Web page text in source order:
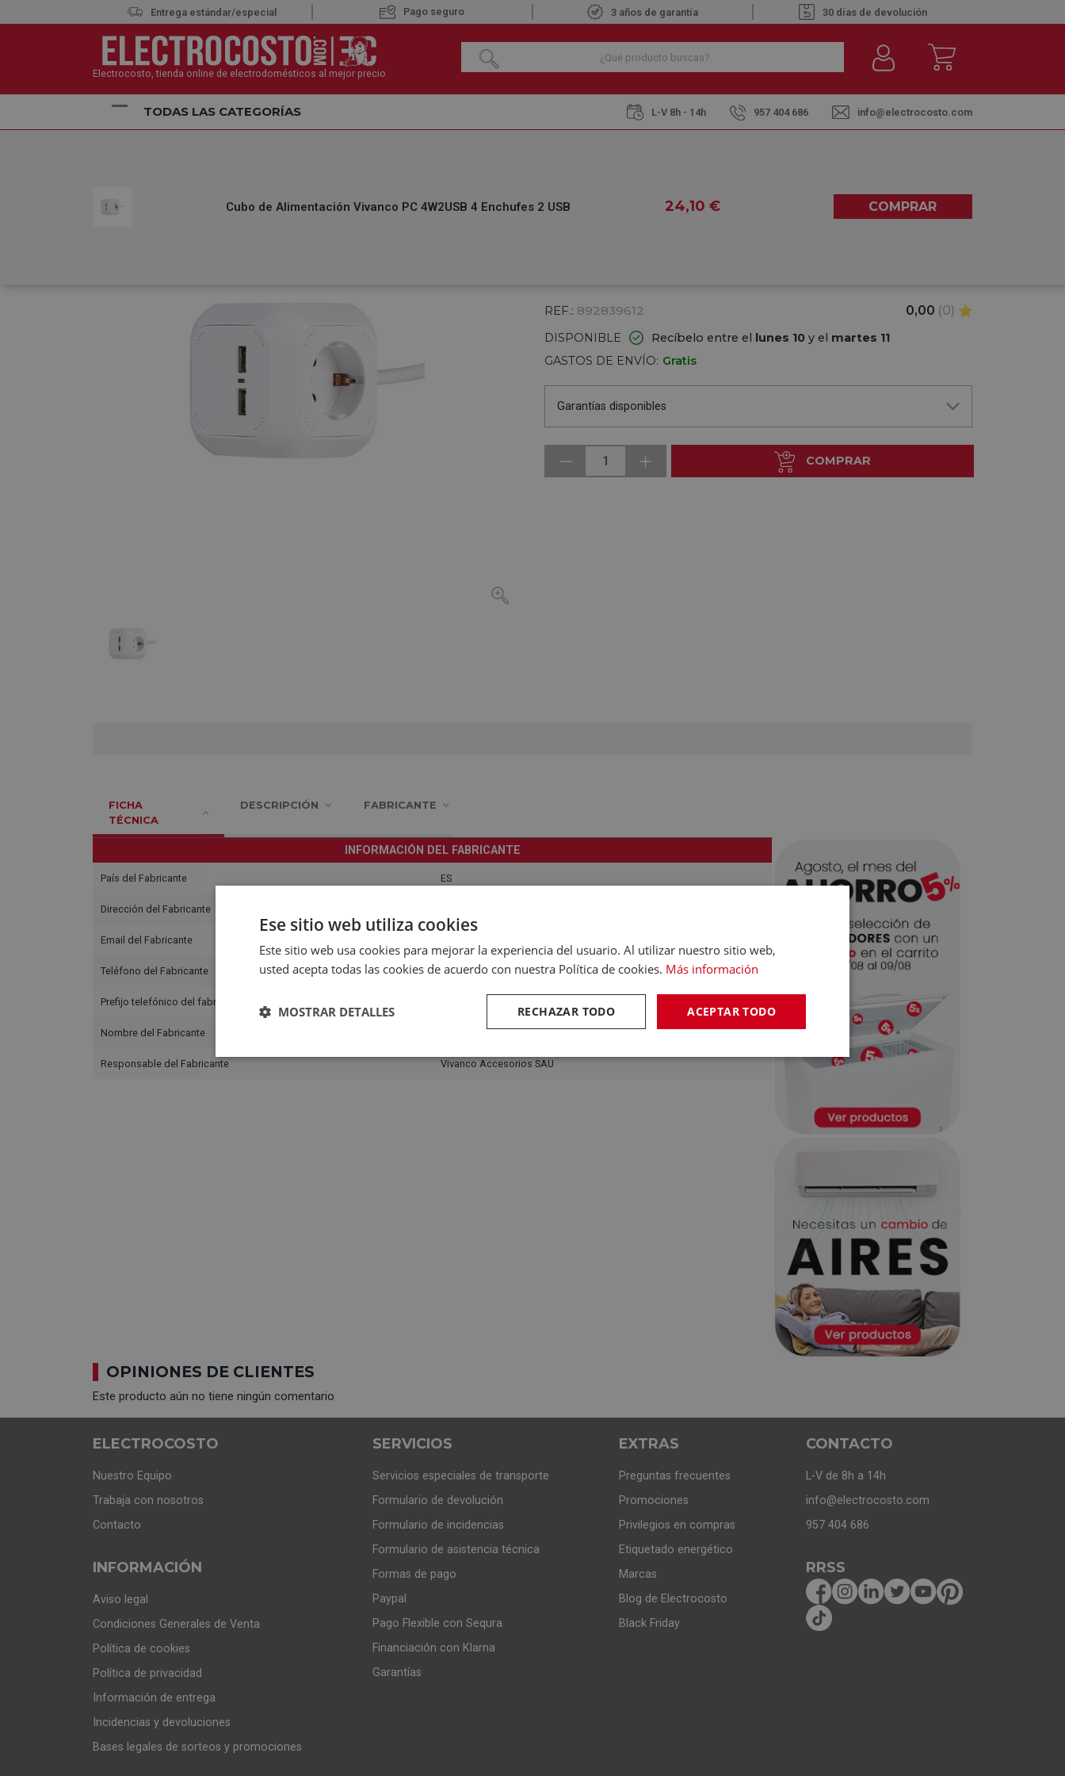
Entrega estándar/especial Pago seguro 3 años de garantía 30 días de devolución
Electrocosto, tienda online de electrodomésticos al mejor precio
TODAS LAS CATEGORÍAS L-V 8h - 14h 957 404 686 info@electrocosto.com
Cubo de Alimentación Vivanco PC 4W2USB 4 Enchufes 2 USB 24,10 € COMPRAR
CUBO DE ALIMENTACIÓN VIVANCO PC 4W2USB 4
REF.: 892839612 0,00 (0)
DISPONIBLE Recíbelo entre el lunes 10 y el martes 11
GASTOS DE ENVÍO: Gratis
Garantías disponibles
1 COMPRAR
FICHA
TÉCNICA
DESCRIPCIÓN FABRICANTE
INFORMACIÓN DEL FABRICANTE
País del Fabricante ES
Dirección del Fabricante
Email del Fabricante
Teléfono del Fabricante 902027724
Prefijo telefónico del fabricante
Nombre del Fabricante Vivanco Accesorios SAU
Responsable del Fabricante Vivanco Accesorios SAU
OPINIONES DE CLIENTES
Este producto aún no tiene ningún comentario
ELECTROCOSTO
Nuestro Equipo
Trabaja con nosotros
Contacto
INFORMACIÓN
Aviso legal
Condiciones Generales de Venta
Política de cookies
Política de privacidad
Información de entrega
Incidencias y devoluciones
Bases legales de sorteos y promociones
SERVICIOS
Servicios especiales de transporte
Formulario de devolución
Formulario de incidencias
Formulario de asistencia técnica
Formas de pago
Paypal
Pago Flexible con Sequra
Financiación con Klarna
Garantías
EXTRAS
Preguntas frecuentes
Promociones
Privilegios en compras
Etiquetado energético
Marcas
Blog de Electrocosto
Black Friday
CONTACTO
L-V de 8h a 14h
info@electrocosto.com
957 404 686
RRSS
Ese sitio web utiliza cookies
Este sitio web usa cookies para mejorar la experiencia del usuario. Al utilizar nuestro sitio web,
usted acepta todas las cookies de acuerdo con nuestra Política de cookies. Más información
ACEPTAR TODO
RECHAZAR TODO
MOSTRAR DETALLES